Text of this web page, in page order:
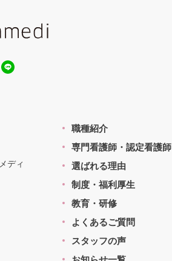
ディ
職種紹介
専門看護師・認定看護師
選ばれる理由
制度・福利厚生
教育・研修
よくあるご質問
スタッフの声